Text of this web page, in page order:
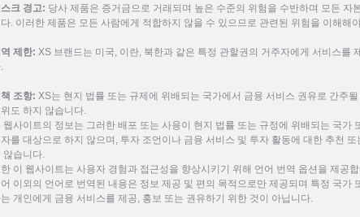
크 경고: 당사 제품은 증거금으로 거래되며 높은 수준의 위험을 수반하며 모든 자
. 이러한 제품은 모든 사람에게 적합하지 않을 수 있으므로 관련된 위험을 이해해
제한: XS 브랜드는 미국, 이란, 북한과 같은 특정 관할권의 거주자에게 서비스를
조항: XS는 현지 법률 또는 규제에 위배되는 국가에서 금융 서비스 권유로 간주
도 하지 않습니다.
웹사이트의 정보는 그러한 배포 또는 사용이 현지 법률 또는 규정에 위배되는 국가
를 대상으로 하지 않으며, 투자 조언이나 금융 서비스 및 투자 활동에 대한 추천
않습니다.
이 웹사이트는 사용자 경험과 접근성을 향상시키기 위해 언어 번역 옵션을 제공
이외의 언어로 번역된 내용은 정보 제공 및 편의 목적으로만 제공되며 특정 국가
개인에게 금융 서비스를 제공, 홍보 또는 권유하기 위한 것이 아닙니다.